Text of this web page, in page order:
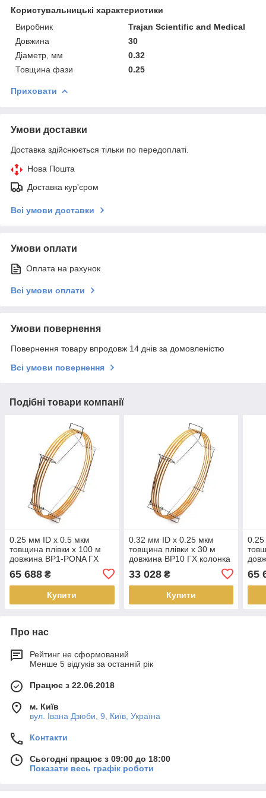
Користувальницькі характеристики
Виробник
Trajan Scientific and Medical
Довжина
30
Діаметр, мм
0.32
Товщина фази
0.25
Приховати
Умови доставки
Доставка здійснюється тільки по передоплаті.
Нова Пошта
Доставка кур'єром
Всі умови доставки
Умови оплати
Оплата на рахунок
Всі умови оплати
Умови повернення
Повернення товару впродовж 14 днів за домовленістю
Всі умови повернення
Подібні товари компанії
0.25 мм ID x 0.5 мкм
товщина плівки x 100 м
довжина BP1-PONA ГХ
65 688 ₴
Купити
0.32 мм ID x 0.25 мкм
товщина плівки x 30 м
довжина BP10 ГХ колонка
33 028₴
Купити
65
Про нас
Рейтинг не сформований
Менше 5 відгуків за останній рік
Працює з 22.06.2018
м. Київ
вул. Івана Дзюби, 9, Київ, Україна
Контакти
Сьогодні працює з 09:00 до 18:00
Показати весь графік роботи